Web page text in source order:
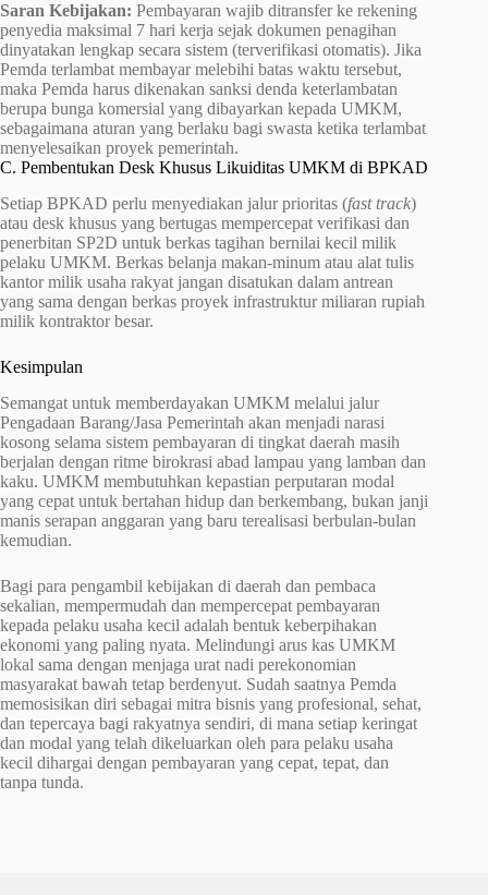
Saran Kebijakan: Pembayaran wajib ditransfer ke rekening
penyedia maksimal 7 hari kerja sejak dokumen penagihan
dinyatakan lengkap secara sistem (terverifikasi otomatis). Jika
Pemda terlambat membayar melebihi batas waktu tersebut,
maka Pemda harus dikenakan sanksi denda keterlambatan
berupa bunga komersial yang dibayarkan kepada UMKM,
sebagaimana aturan yang berlaku bagi swasta ketika terlambat
menyelesaikan proyek pemerintah.
C. Pembentukan Desk Khusus Likuiditas UMKM di BPKAD
Setiap BPKAD perlu menyediakan jalur prioritas (fast track)
atau desk khusus yang bertugas mempercepat verifikasi dan
penerbitan SP2D untuk berkas tagihan bernilai kecil milik
pelaku UMKM. Berkas belanja makan-minum atau alat tulis
kantor milik usaha rakyat jangan disatukan dalam antrean
yang sama dengan berkas proyek infrastruktur miliaran rupiah
milik kontraktor besar.
Kesimpulan
Semangat untuk memberdayakan UMKM melalui jalur
Pengadaan Barang/Jasa Pemerintah akan menjadi narasi
kosong selama sistem pembayaran di tingkat daerah masih
berjalan dengan ritme birokrasi abad lampau yang lamban dan
kaku. UMKM membutuhkan kepastian perputaran modal
yang cepat untuk bertahan hidup dan berkembang, bukan janji
manis serapan anggaran yang baru terealisasi berbulan-bulan
kemudian.
Bagi para pengambil kebijakan di daerah dan pembaca
sekalian, mempermudah dan mempercepat pembayaran
kepada pelaku usaha kecil adalah bentuk keberpihakan
ekonomi yang paling nyata. Melindungi arus kas UMKM
lokal sama dengan menjaga urat nadi perekonomian
masyarakat bawah tetap berdenyut. Sudah saatnya Pemda
memosisikan diri sebagai mitra bisnis yang profesional, sehat,
dan tepercaya bagi rakyatnya sendiri, di mana setiap keringat
dan modal yang telah dikeluarkan oleh para pelaku usaha
kecil dihargai dengan pembayaran yang cepat, tepat, dan
tanpa tunda.